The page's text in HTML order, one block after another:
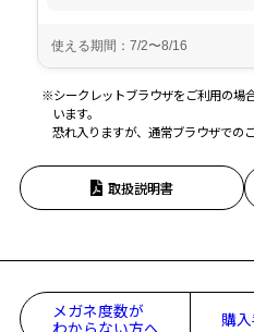
※シークレットブラウザをご利用の場
います。
恐れ入りますが、通常ブラウザでの
取扱説明書
メガネ度数が
購